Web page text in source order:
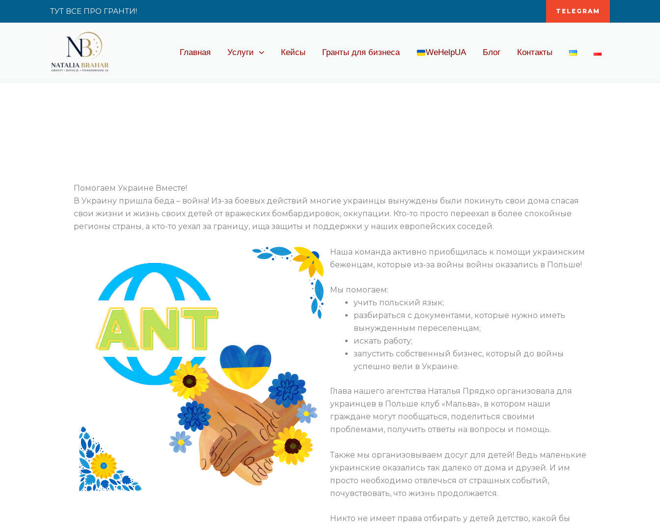
ТУТ ВСЕ ПРО ГРАНТИ! TELEGRAM
Главная Услуги Кейсы Гранты для бизнеса WeHelpUA Блог Контакты
Помогаем Украине Вместе!
В Украину пришла беда – война! Из-за боевых действий многие украинцы вынуждены были покинуть свои дома спасая
свои жизни и жизнь своих детей от вражеских бомбардировок, оккупации. Кто-то просто переехал в более спокойные
регионы страны, а кто-то уехал за границу, ища защиты и поддержки у наших европейских соседей.
Наша команда активно приобщилась к помощи украинским
беженцам, которые из-за войны войны оказались в Польше!
Мы помогаем:
учить польский язык;
разбираться с документами, которые нужно иметь
вынужденным переселенцам;
искать работу;
запустить собственный бизнес, который до войны
успешно вели в Украине.
Глава нашего агентства Наталья Прядко организовала для
украинцев в Польше клуб «Мальва», в котором наши
граждане могут пообщаться, поделиться своими
проблемами, получить ответы на вопросы и помощь.
Также мы организовываем досуг для детей! Ведь маленькие
украинские оказались так далеко от дома и друзей. И им
просто необходимо отвлечься от страшных событий,
почувствовать, что жизнь продолжается.
Никто не имеет права отбирать у детей детство, какой бы